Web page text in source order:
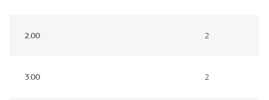
2.00 2
3.00 2